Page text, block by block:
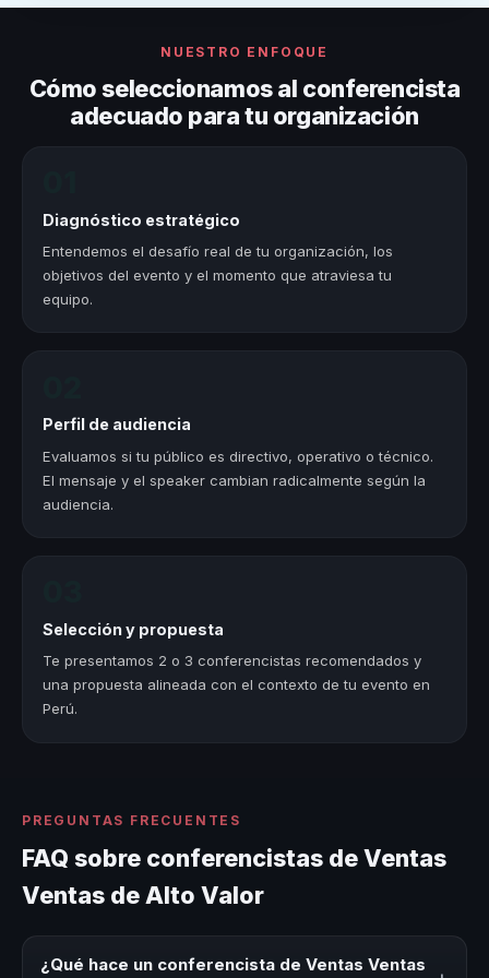
NUESTRO ENFOQUE
Cómo seleccionamos al conferencista
adecuado para tu organización
Diagnóstico estratégico
Entendemos el desafío real de tu organización, los
objetivos del evento y el momento que atraviesa tu
equipo.
Perfil de audiencia
Evaluamos si tu público es directivo, operativo o técnico.
El mensaje y el speaker cambian radicalmente según la
audiencia.
Selección y propuesta
Te presentamos 2 o 3 conferencistas recomendados y
una propuesta alineada con el contexto de tu evento en
Perú.
PREGUNTAS FRECUENTES
FAQ sobre conferencistas de Ventas
Ventas de Alto Valor
¿Qué hace un conferencista de Ventas Ventas